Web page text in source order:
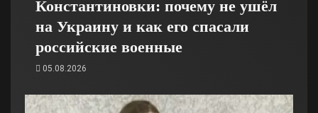
Константиновки: почему не ушёл
на Украину и как его спасали
российские военные
05.08.2026